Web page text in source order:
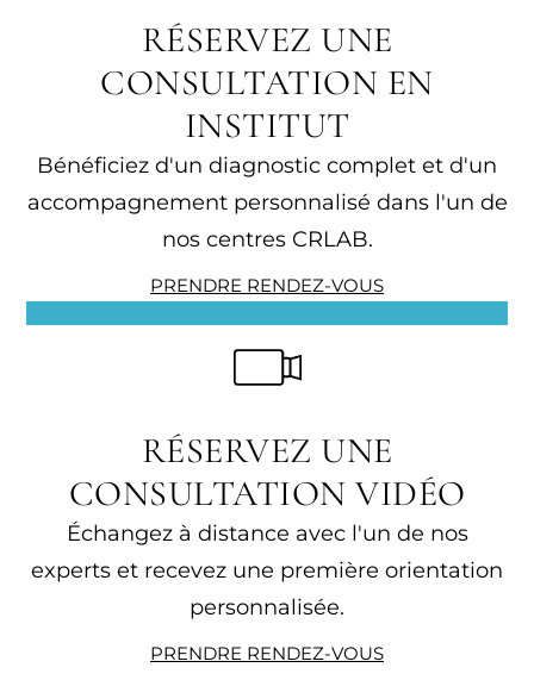
RÉSERVEZ UNE
CONSULTATION EN
INSTITUT
Bénéficiez d'un diagnostic complet et d'un
accompagnement personnalisé dans l'un de
nos centres CRLAB.
PRENDRE RENDEZ-VOUS
RÉSERVEZ UNE
CONSULTATION VIDÉO
Échangez à distance avec l'un de nos
experts et recevez une première orientation
personnalisée.
PRENDRE RENDEZ-VOUS